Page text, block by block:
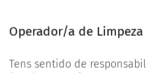
Operador/a de
Tens sentido de